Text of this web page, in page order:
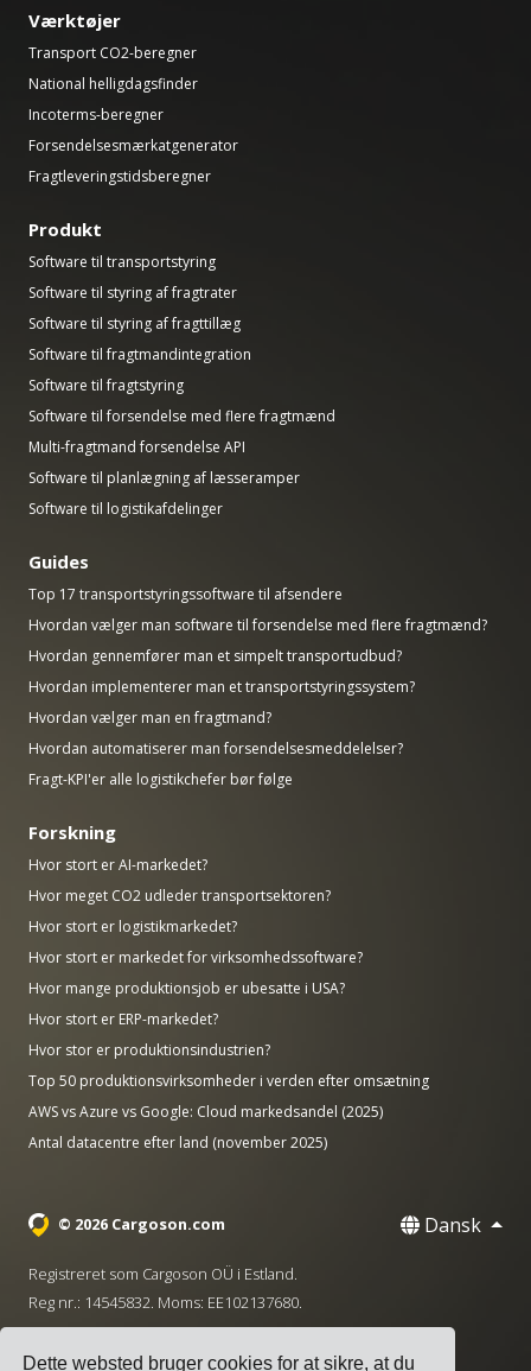
Dette websted bruger cookies for at sikre, at du
Værktøjer
Transport CO2-beregner
National helligdagsfinder
Incoterms-beregner
Forsendelsesmærkatgenerator
Fragtleveringstidsberegner
Produkt
Software til transportstyring
Software til styring af fragtrater
Software til styring af fragttillæg
Software til fragtmandintegration
Software til fragtstyring
Software til forsendelse med flere fragtmænd
Multi-fragtmand forsendelse API
Software til planlægning af læsseramper
Software til logistikafdelinger
Guides
Top 17 transportstyringssoftware til afsendere
Hvordan vælger man software til forsendelse med flere fragtmænd?
Hvordan gennemfører man et simpelt transportudbud?
Hvordan implementerer man et transportstyringssystem?
Hvordan vælger man en fragtmand?
Hvordan automatiserer man forsendelsesmeddelelser?
Fragt-KPI'er alle logistikchefer bør følge
Forskning
Hvor stort er AI-markedet?
Hvor meget CO2 udleder transportsektoren?
Hvor stort er logistikmarkedet?
Hvor stort er markedet for virksomhedssoftware?
Hvor mange produktionsjob er ubesatte i USA?
Hvor stort er ERP-markedet?
Hvor stor er produktionsindustrien?
Top 50 produktionsvirksomheder i verden efter omsætning
AWS vs Azure vs Google: Cloud markedsandel (2025)
Antal datacentre efter land (november 2025)
© 2026 Cargoson.com Dansk
Registreret som Cargoson OÜ i Estland.
Reg nr.: 14545832. Moms: EE102137680.